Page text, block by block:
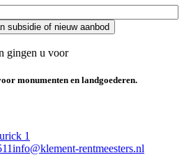
gingen u voor
monumenten en landgoederen.
1
info@klement-rentmeesters.nl